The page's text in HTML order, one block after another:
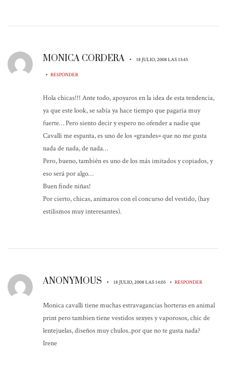
MONICA CORDERA • 18 JULIO, 2008 LAS 13:45
• RESPONDER
Hola chicas!!! Ante todo, apoyaros en la idea de esta tendencia,
ya que este look, se sabía ya hace tiempo que pagaria muy
fuerte… Pero siento decir y espero no ofender a nadie que
Cavalli me espanta, es uno de los «grandes» que no me gusta
nada de nada, de nada…
Pero, bueno, también es uno de los más imitados y copiados, y
eso será por algo…
Buen finde niñas!
Por cierto, chicas, animaros con el concurso del vestido, (hay
estilismos muy interesantes).
ANONYMOUS • 18 JULIO, 2008 LAS 14:05 • RESPONDER
Monica cavalli tiene muchas estravagancias horteras en animal
print pero tambien tiene vestidos sexyes y vaporosos, chic de
lentejuelas, diseños muy chulos..por que no te gusta nada?
Irene